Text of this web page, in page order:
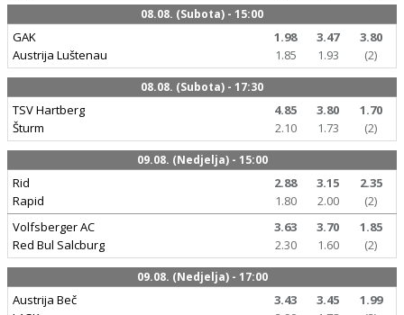
08.08. (Subota) - 15:00
GAK
Austrija Luštenau
1.98 3.47
3.80
1.85
1.93 (2)
08.08. (Subota) - 17:30
TSV Hartberg
Šturm
4.85 3.80
1.70
2.10
1.73 (2)
09.08. (Nedjelja) - 15:00
Rid
Rapid
2.88 3.15
2.35
1.80
2.00
(2)
Volfsberger AC
Red Bul Salcburg
3.63 3.70
1.85
2.30
1.60 (2)
09.08. (Nedjelja) - 17:00
Austrija Beč
3.43 3.45
1.99